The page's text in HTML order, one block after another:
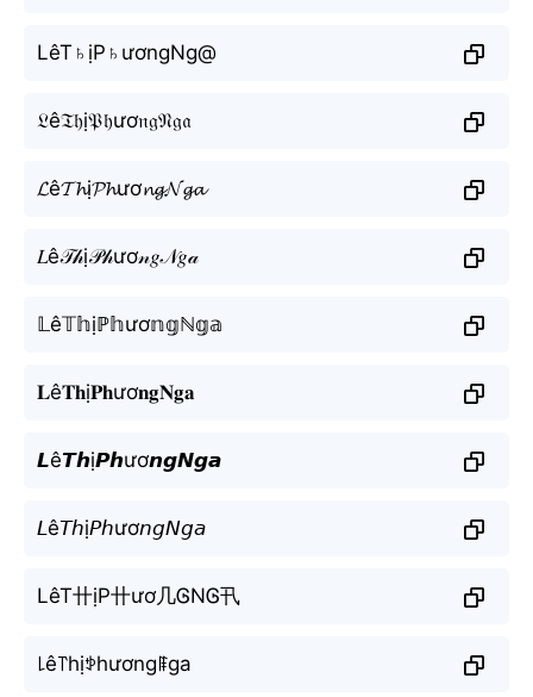
LêT♄ịP♄ươngNg@
𝔏ê𝔗𝔥ị𝔓𝔥ươ𝔫𝔤𝔑𝔤𝔞
𝓛ê𝓣𝓱ị𝓟𝓱ươ𝓷𝓰𝓝𝓰𝓪
𝐿ê𝒯𝒽ị𝒫𝒽ươ𝓃𝑔𝒩𝑔𝒶
𝕃ê𝕋𝕙ịℙ𝕙ươ𝕟𝕘ℕ𝕘𝕒
𝐋ê𝐓𝐡ị𝐏𝐡ươ𝐧𝐠𝐍𝐠𝐚
𝙇ê𝙏𝙝ị𝙋𝙝ươ𝙣𝙜𝙉𝙜𝙖
𝘓ê𝘛𝘩ị𝘗𝘩ươ𝘯𝘨𝘕𝘨𝘢
LêT卄ịP卄ươ几ᎶNᎶ卂
꒒ê꓅hịꉣhươngꁹga